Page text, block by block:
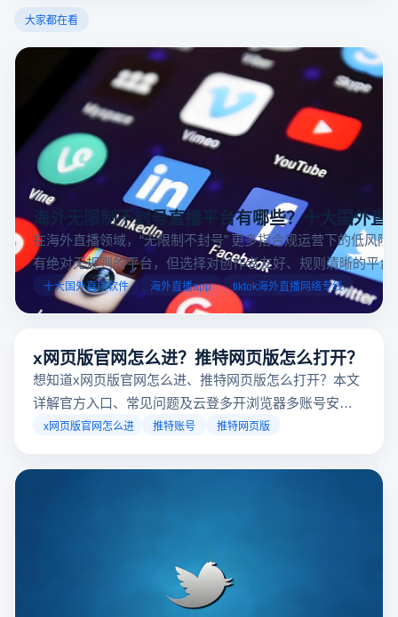
大家都在看
海外无限制不封号直播平台有哪些？十大国外直
在海外直播领域，“无限制不封号” 更多指合规运营下的低风
有绝对无规则的平台，但选择对创作者友好、规则清晰的平台
业工具规避风险，能显著降低封号概率。以下推荐十大国外
台，并结合云登多开浏览器的功能，详解如何安全高效运营。
十大国外直播软件 海外直播app tiktok海外直播网络专线
x网页版官网怎么进？推特网页版怎么打开？
想知道x网页版官网怎么进、推特网页版怎么打开？本文
详解官方入口、常见问题及云登多开浏览器多账号安全
访问方案，助你稳定登录高效运营。
x网页版官网怎么进 推特账号 推特网页版